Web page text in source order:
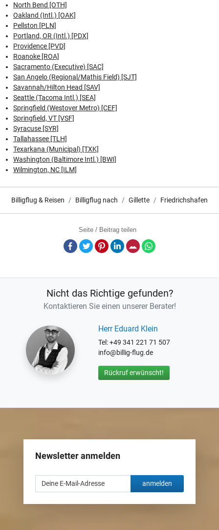
North Bend [OTH]
Oakland (Intl.) [OAK]
Pellston [PLN]
Portland, OR (Intl.) [PDX]
Providence [PVD]
Roanoke [ROA]
Sacramento (Executive) [SAC]
San Angelo (Regional/Mathis Field) [SJT]
Savannah/Hilton Head [SAV]
Seattle (Tacoma Intl.) [SEA]
Springfield (Westover Metro) [CEF]
Springfield, VT [VSF]
Syracuse [SYR]
Tallahassee [TLH]
Texarkana (Municipal) [TXK]
Washington (Baltimore Intl.) [BWI]
Wilmington, NC [ILM]
Billigflug & Reisen Billigflug nach Gillette Friedrichshafen
Seite / Beitrag teilen
Facebook
TwitterPinterestLinkedInE-Mail
Nicht das Richtige gefunden?
Kontaktieren Sie einen unserer Berater!
Herr Eduard Klein
Tel: +49 341 221 71 507
info@billig-flug.de
Rückruf erwünscht!
Newsletter anmelden
anmelden